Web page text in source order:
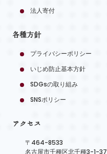
法人寄付
各種方針
プライバシーポリシー
いじめ防止基本方針
SDGsの取り組み
SNSポリシー
アクセス
〒464-8533
名古屋市千種区北千種3-1-37